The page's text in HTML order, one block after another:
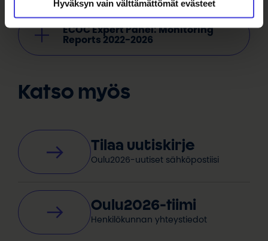
Hyväksyn vain välttämättömät evästeet
ECOC Expert Panel: Monitoring
Reports 2022-2026
Katso myös
Tilaa uutiskirje
Oulu2026-uutiset sähköpostiisi
Oulu2026-tiimi
Henkilökunnan yhteystiedot